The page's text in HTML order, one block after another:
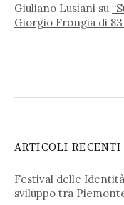
Giuliano Lusiani su
Giorgio Frongia di
ARTICOLI RECENTI
Festival delle
sviluppo tra